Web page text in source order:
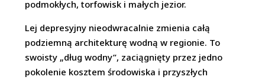
podmokłych, torfowisk i małych jezior.
Lej depresyjny nieodwracalnie zmienia całą
podziemną architekturę wodną w regionie. To
swoisty „dług wodny”, zaciągnięty przez jedno
pokolenie kosztem środowiska i przyszłych